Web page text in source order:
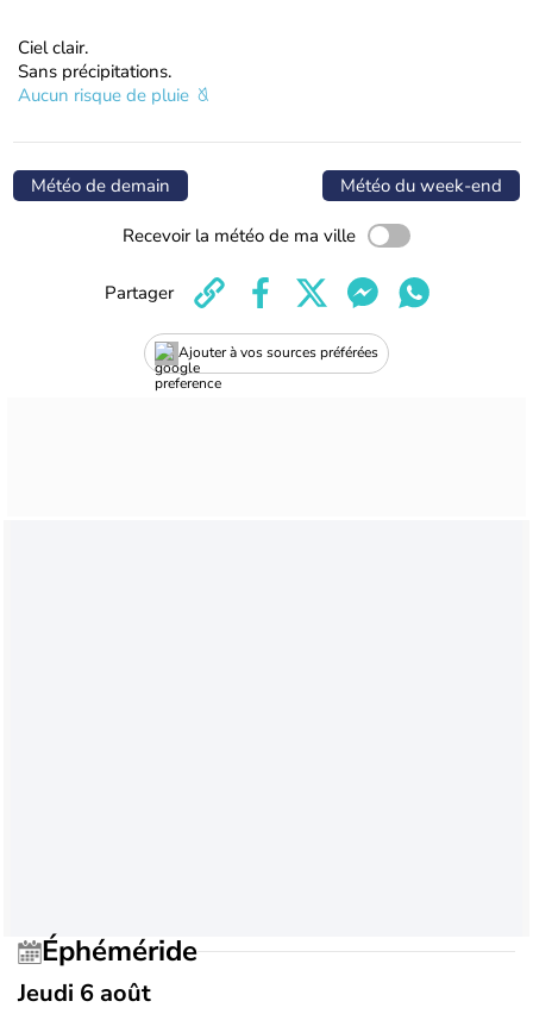
Ciel clair.
Sans précipitations.
Aucun risque de pluie
Météo de demain Météo du week-end
Recevoir la météo de ma ville
Ajouter à vos sources préférées
Partager
Éphéméride
Jeudi 6 août